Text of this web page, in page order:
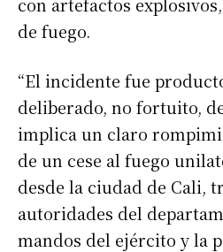
de fuego.
“El incidente fue
deliberado, no fortuito,
implica un claro
de un cese al fuego
desde la ciudad de Cali,
autoridades del
mandos del ejército y la